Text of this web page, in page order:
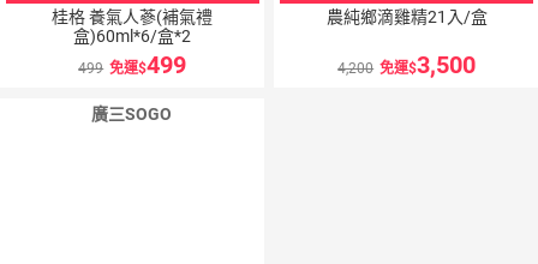
桂格 養氣人蔘(補氣禮
盒)60ml*6/盒*2
499 免運 499
農純鄉滴雞精21入/盒
4,200 免運 3,500
廣三SOGO